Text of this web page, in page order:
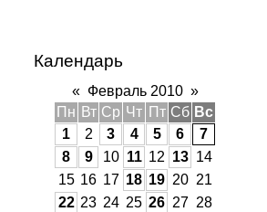
Календарь
« Февраль 2010 »
Пн Вт Ср Чт Пт Сб Вс
1
2 3 4 5 6
7
8
9 10 11 12 13 14
15 16 17 18 19 20 21
22 23 24 25 26 27 28